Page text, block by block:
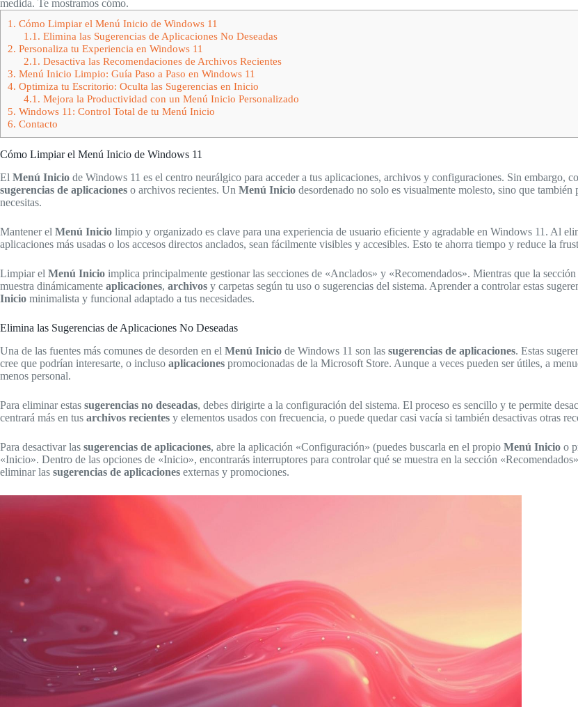
medida. Te mostramos cómo.
1. Cómo Limpiar el Menú Inicio de Windows 11
1.1. Elimina las Sugerencias de Aplicaciones No Deseadas
2. Personaliza tu Experiencia en Windows 11
2.1. Desactiva las Recomendaciones de Archivos Recientes
3. Menú Inicio Limpio: Guía Paso a Paso en Windows 11
4. Optimiza tu Escritorio: Oculta las Sugerencias en Inicio
4.1. Mejora la Productividad con un Menú Inicio Personalizado
5. Windows 11: Control Total de tu Menú Inicio
6. Contacto
Cómo Limpiar el Menú Inicio de Windows 11
El Menú Inicio de Windows 11 es el centro neurálgico para acceder a tus aplicaciones, archivos y configuraciones. Sin embargo,
sugerencias de aplicaciones o archivos recientes. Un Menú Inicio desordenado no solo es visualmente molesto, sino que
necesitas.
Mantener el Menú Inicio limpio y organizado es clave para una experiencia de usuario eficiente y agradable en Windows 11. Al
aplicaciones más usadas o los accesos directos anclados, sean fácilmente visibles y accesibles. Esto te ahorra tiempo y reduce la
Limpiar el Menú Inicio implica principalmente gestionar las secciones de «Anclados» y «Recomendados». Mientras que la
muestra dinámicamente aplicaciones, archivos y carpetas según tu uso o sugerencias del sistema. Aprender a controlar estas
Inicio minimalista y funcional adaptado a tus necesidades.
Elimina las Sugerencias de Aplicaciones No Deseadas
Una de las fuentes más comunes de desorden en el Menú Inicio de Windows 11 son las sugerencias de aplicaciones. Estas
cree que podrían interesarte, o incluso aplicaciones promocionadas de la Microsoft Store. Aunque a veces pueden ser útiles, a
menos personal.
Para eliminar estas sugerencias no deseadas, debes dirigirte a la configuración del sistema. El proceso es sencillo y te permite
centrará más en tus archivos recientes y elementos usados con frecuencia, o puede quedar casi vacía si también desactivas otras
Para desactivar las sugerencias de aplicaciones, abre la aplicación «Configuración» (puedes buscarla en el propio Menú Inicio o
«Inicio». Dentro de las opciones de «Inicio», encontrarás interruptores para controlar qué se muestra en la sección
eliminar las sugerencias de aplicaciones externas y promociones.